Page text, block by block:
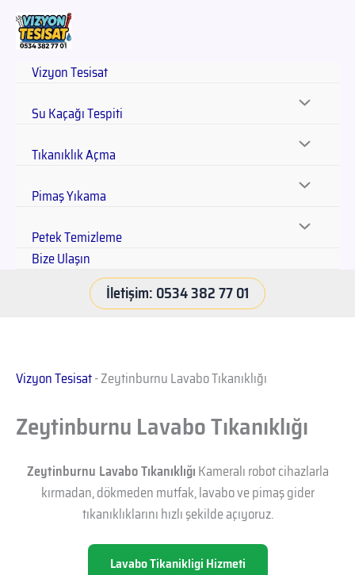
Vizyon Tesisat
Su Kaçağı Tespiti
Tıkanıklık Açma
Pimaş Yıkama
Petek Temizleme
Bize Ulaşın
İletişim: 0534 382 77 01
Vizyon Tesisat-Zeytinburnu Lavabo Tıkanıklığı
Zeytinburnu Lavabo Tıkanıklığı
Zeytinburnu Lavabo TıkanıklığıKameralı robot cihazlarla
kırmadan, dökmeden mutfak, lavabo ve pimaş gider
tıkanıklıklarını hızlı şekilde açıyoruz.
Lavabo Tikanikligi Hizmeti